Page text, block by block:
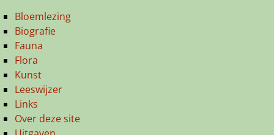
Bloemlezing
Biografie
Fauna
Flora
Kunst
Leeswijzer
Links
Over deze site